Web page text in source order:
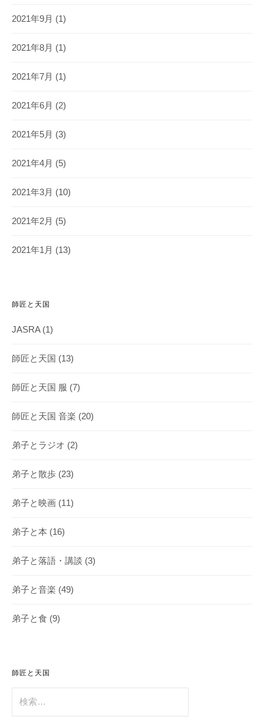
2021年9月 (1)
2021年8月 (1)
2021年7月 (1)
2021年6月 (2)
2021年5月 (3)
2021年4月 (5)
2021年3月 (10)
2021年2月 (5)
2021年1月 (13)
師匠と天国
JASRA(1)
師匠と天国 (13)
師匠と天国 服 (7)
師匠と天国 音楽 (20)
弟子とラジオ (2)
弟子と散歩 (23)
弟子と映画 (11)
弟子と本 (16)
弟子と落語・講談 (3)
弟子と音楽 (49)
弟子と食 (9)
師匠と天国
索: